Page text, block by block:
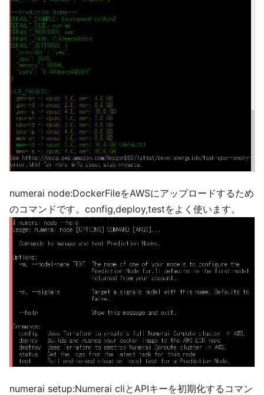
numerai node:DockerFileをAWSにアップロードするため
のコマンドです。config,deploy,testをよく使います。
numerai setup:Numerai cliとAPIキーを初期化するコマン